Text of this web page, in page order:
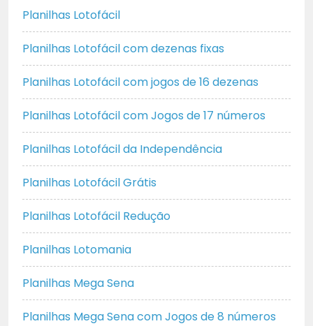
Planilhas Lotofácil
Planilhas Lotofácil com dezenas fixas
Planilhas Lotofácil com jogos de 16 dezenas
Planilhas Lotofácil com Jogos de 17 números
Planilhas Lotofácil da Independência
Planilhas Lotofácil Grátis
Planilhas Lotofácil Redução
Planilhas Lotomania
Planilhas Mega Sena
Planilhas Mega Sena com Jogos de 8 números